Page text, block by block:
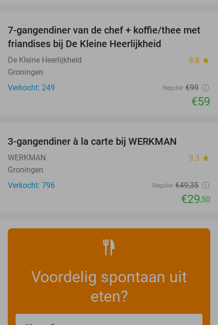
40%
7-gangendiner van de chef + koffie/thee met
friandises bij De Kleine Heerlijkheid
De Kleine Heerlijkheid 9.8 star
Groningen
Verkocht: 249
Regulier €99
€59
3-gangendiner à la carte bij WERKMAN
WERKMAN 9.3 star
Groningen
Verkocht: 796
Regulier €49,35
€29,50
Voordelig spontaan uit
eten?